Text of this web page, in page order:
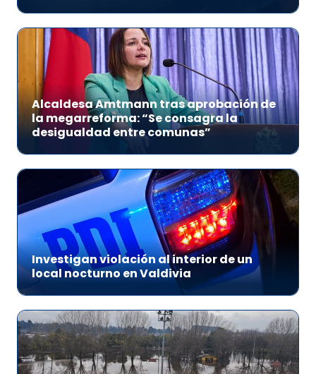
Alcaldesa Amtmann tras aprobación de
la megarreforma: “Se consagra la
desigualdad entre comunas”
Investigan violación al interior de un
local nocturno en Valdivia